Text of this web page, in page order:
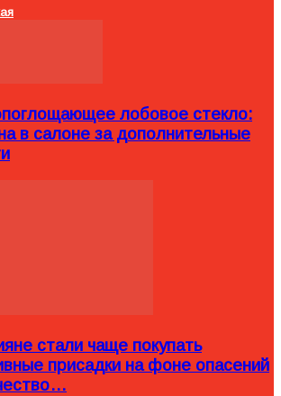
лобовое стекло:
в салоне за дополнительные
стали чаще покупать
присадки на фоне опасений